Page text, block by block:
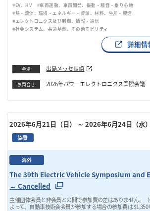
#EV、HV
#車両運動、車両開発、振動・騒音・乗り心地
#熱・流体、環境・エネルギー・資源、材料、生産・製造
#エレクトロニクス及び制御、情報・通信
#社会システム、共通基盤、その他モビリティ
詳細情
会場 出島メッセ長崎
お問合せ 2026年パワーエレクトロニクス国際会
2026年6月21日（日） ～ 2026年6月24日（水）
協賛
海外
The 39th Electric Vehicle Symposium and
→ Cancelled
主催団体会員と非会員との間で参加費の差はありません。（
よって、自動車技術会会員が参加する場合の参加費は $1,350